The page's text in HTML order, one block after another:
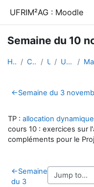
UFRIM²AG : Moodle
Semaine du 10
Home Courses UGA UFRIM²AG
Section outline
←Semaine du 3
TP : allocation dynamique
cours 10 : exercices sur
compléments pour le
←Semaine
du 3